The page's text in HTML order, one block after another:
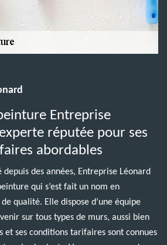
Entreprise
réputée pour ses
abordables
des années, Entreprise Léonard
qui s’est fait un nom en
qualité. Elle dispose d’une équipe
sur tous types de murs, aussi bien
et ses conditions tarifaires sont connues